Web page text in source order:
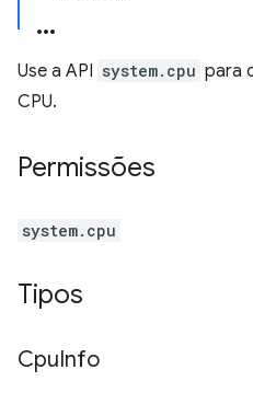
Use a API system.cpu para
CPU.
Permissões
system.cpu
Tipos
CpuInfo